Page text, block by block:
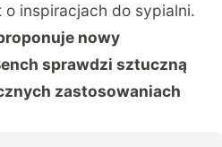
inspiracjach do sypialni.
nowy
sprawdzi sztuczną
zastosowaniach